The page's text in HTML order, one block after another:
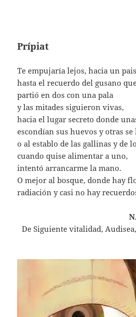
Prípiat
Te empujaría lejos, hacia un
hasta el recuerdo del gusano
partió en dos con una pala
y las mitades siguieron vivas,
hacia el lugar secreto donde
escondían sus huevos y otras se
o al establo de las gallinas y de
cuando quise alimentar a uno,
intentó arrancarme la mano.
O mejor al bosque, donde hay
radiación y casi no hay
De Siguiente vitalidad,